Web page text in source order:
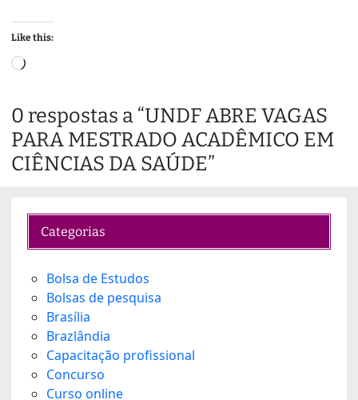
Like this:
L
d
i
n
0 respostas a “UNDF ABRE VAGAS
PARA MESTRADO ACADÊMICO EM
CIÊNCIAS DA SAÚDE”
Categorias
Bolsa de Estudos
Bolsas de pesquisa
Brasília
Brazlândia
Capacitação profissional
Concurso
Curso online